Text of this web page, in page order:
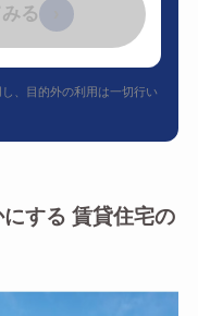
る
、目的外の利用は一切行い
する 賃貸住宅の